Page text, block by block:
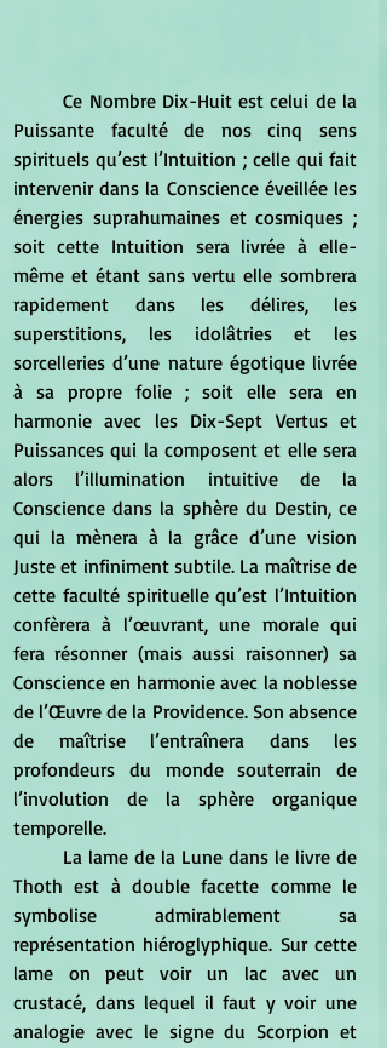
	Ce Nombre Dix-Huit est celui de la
Puissante faculté de nos cinq sens
spirituels qu’est l’Intuition ; celle qui fait
intervenir dans la Conscience éveillée les
énergies suprahumaines et cosmiques ;
soit cette Intuition sera livrée à elle-
même et étant sans vertu elle sombrera
rapidement dans les délires, les
superstitions, les idolâtries et les
sorcelleries d’une nature égotique livrée
à sa propre folie ; soit elle sera en
harmonie avec les Dix-Sept Vertus et
Puissances qui la composent et elle sera
alors l’illumination intuitive de la
Conscience dans la sphère du Destin, ce
qui la mènera à la grâce d’une vision
Juste et infiniment subtile. La maîtrise de
cette faculté spirituelle qu’est l’Intuition
confèrera à l’œuvrant, une morale qui
fera résonner (mais aussi raisonner) sa
Conscience en harmonie avec la noblesse
de l’Œuvre de la Providence. Son absence
de maîtrise l’entraînera dans les
profondeurs du monde souterrain de
l’involution de la sphère organique
temporelle.
Thoth est à double facette comme le
symbolise admirablement sa
représentation hiéroglyphique. Sur cette
lame on peut voir un lac avec un
crustacé, dans lequel il faut y voir une
analogie avec le signe du Scorpion et